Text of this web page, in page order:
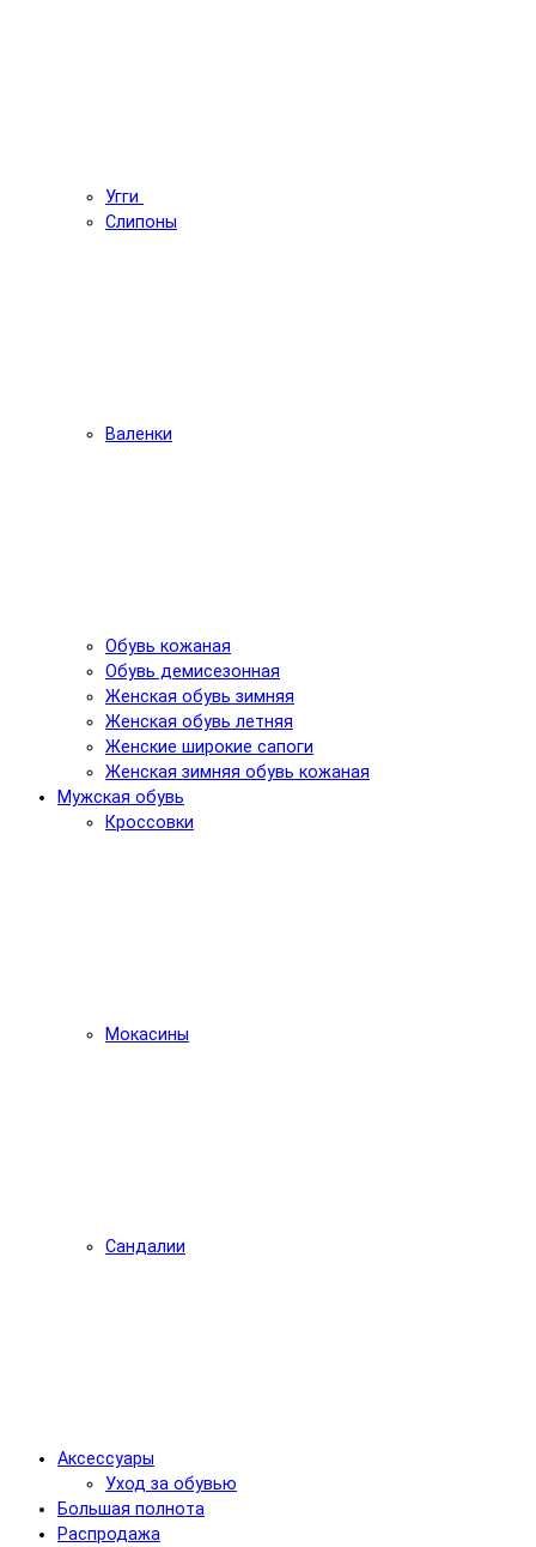
Угги
Слипоны
Валенки
Обувь кожаная
Обувь демисезонная
Женская обувь зимняя
Женская обувь летняя
Женские широкие сапоги
Женская зимняя обувь кожаная
Мужская обувь
Кроссовки
Мокасины
Сандалии
Аксессуары
Уход за обувью
Большая полнота
Распродажа